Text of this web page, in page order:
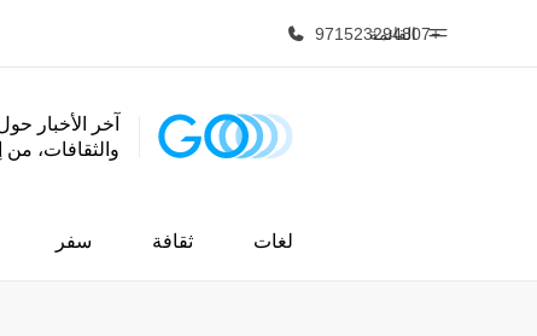
القائمة +971523294807
الصفحة الرئيسية
آخر الأخبار
والثقافات،
لغات ثقافة سفر